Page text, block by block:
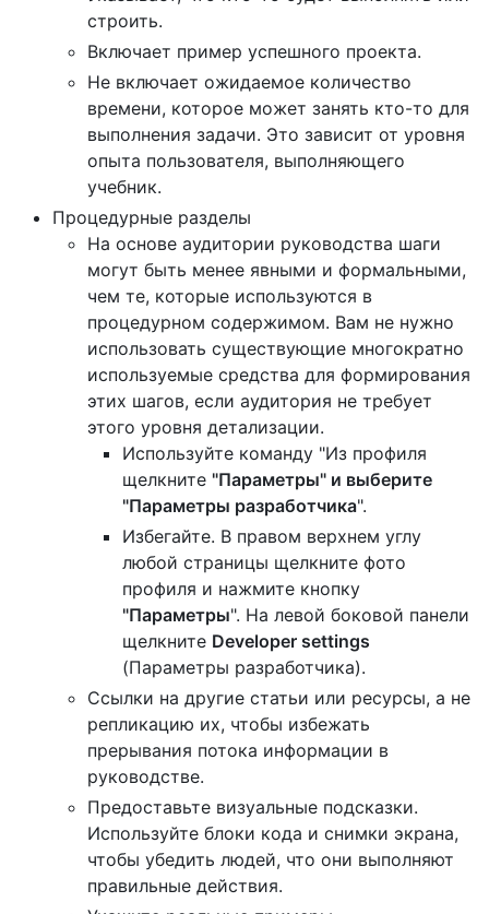
строить.
Включает пример успешного проекта.
Не включает ожидаемое количество
времени, которое может занять кто-то для
выполнения задачи. Это зависит от уровня
опыта пользователя, выполняющего
учебник.
Процедурные разделы
На основе аудитории руководства шаги
могут быть менее явными и формальными,
чем те, которые используются в
процедурном содержимом. Вам не нужно
использовать существующие многократно
используемые средства для формирования
этих шагов, если аудитория не требует
этого уровня детализации.
Используйте команду "Из профиля
щелкните "Параметры" и выберите
"Параметры разработчика".
Избегайте. В правом верхнем углу
любой страницы щелкните фото
профиля и нажмите кнопку
"Параметры". На левой боковой панели
щелкните Developer settings
(Параметры разработчика).
Ссылки на другие статьи или ресурсы, а не
репликацию их, чтобы избежать
прерывания потока информации в
руководстве.
Предоставьте визуальные подсказки.
Используйте блоки кода и снимки экрана,
чтобы убедить людей, что они выполняют
правильные действия.